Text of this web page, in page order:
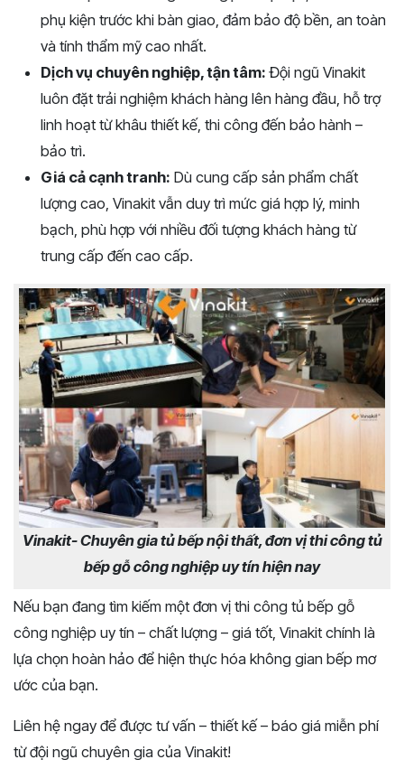
phụ kiện trước khi bàn giao, đảm bảo độ bền, an toàn
và tính thẩm mỹ cao nhất.
Dịch vụ chuyên nghiệp, tận tâm: Đội ngũ Vinakit
luôn đặt trải nghiệm khách hàng lên hàng đầu, hỗ trợ
linh hoạt từ khâu thiết kế, thi công đến bảo hành –
bảo trì.
Giá cả cạnh tranh: Dù cung cấp sản phẩm chất
lượng cao, Vinakit vẫn duy trì mức giá hợp lý, minh
bạch, phù hợp với nhiều đối tượng khách hàng từ
trung cấp đến cao cấp.
Vinakit- Chuyên gia tủ bếp nội thất, đơn vị thi công tủ
bếp gỗ công nghiệp uy tín hiện nay
Nếu bạn đang tìm kiếm một đơn vị thi công tủ bếp gỗ
công nghiệp uy tín – chất lượng – giá tốt, Vinakit chính là
lựa chọn hoàn hảo để hiện thực hóa không gian bếp mơ
ước của bạn.
Liên hệ ngay để được tư vấn – thiết kế – báo giá miễn phí
từ đội ngũ chuyên gia của Vinakit!